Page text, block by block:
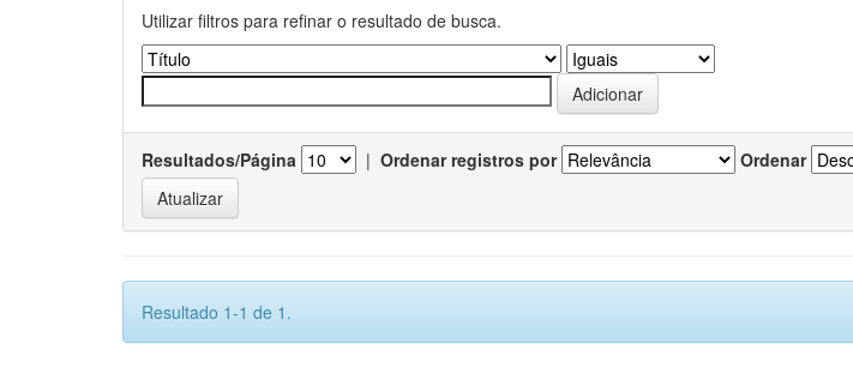
Utilizar filtros para refinar o resultado de busca.
Resultados/Página | Ordenar registros por Ordenar
Resultado 1-1 de 1.